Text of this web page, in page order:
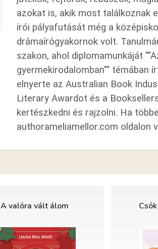
azokat is, akik most találkoznak
írói pályafutását még a
drámaírógyakornok volt.
szakon, ahol diplomamunkáját
gyermekirodalomban"" témában
elnyerte az Australian Book
Literary Awardot és a
kertészkedni és rajzolni. Ha
authorameliamellor.com oldalon
A valóra vált álom